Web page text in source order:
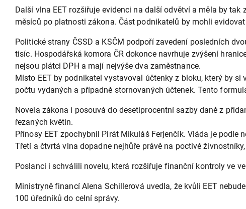
Další vlna EET rozšiřuje evidenci na další odvětví a měla by
měsíců po platnosti zákona. Část podnikatelů by mohli
Politické strany ČSSD a KSČM podpoří zavedení posledních
tisíc. Hospodářská komora ČR dokonce navrhuje zvýšení
nejsou plátci DPH a mají nejvýše dva zaměstnance.
Místo EET by podnikatel vystavoval účtenky z bloku, který by
počtu vydaných a případně stornovaných účtenek. Tento
Novela zákona i posouvá do desetiprocentní sazby daně z
řezaných květin.
Přínosy EET zpochybnil Pirát Mikuláš Ferjenčík. Vláda je
Třetí a čtvrtá vlna dopadne nejhůře právě na poctivé
Poslanci i schválili novelu, která rozšiřuje finanční kontroly ve
Ministryně financí Alena Schillerová uvedla, že kvůli EET
100 úředníků do celní správy.